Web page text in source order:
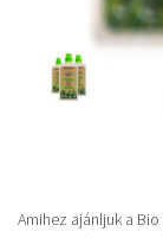
Amihez ajánljuk a